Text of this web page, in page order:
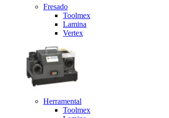
Fresado
Toolmex
Lamina
Vertex
Herramental
Toolmex